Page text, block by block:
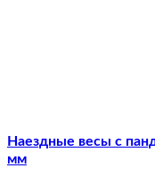
Наездные весы с
мм